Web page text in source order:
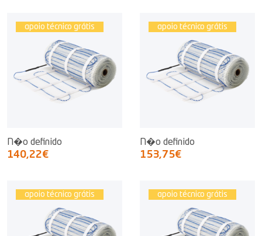
apoio técnico grátis
N�o definido
140,22€
apoio técnico grátis
N�o definido
153,75€
apoio técnico grátis apoio técnico grátis